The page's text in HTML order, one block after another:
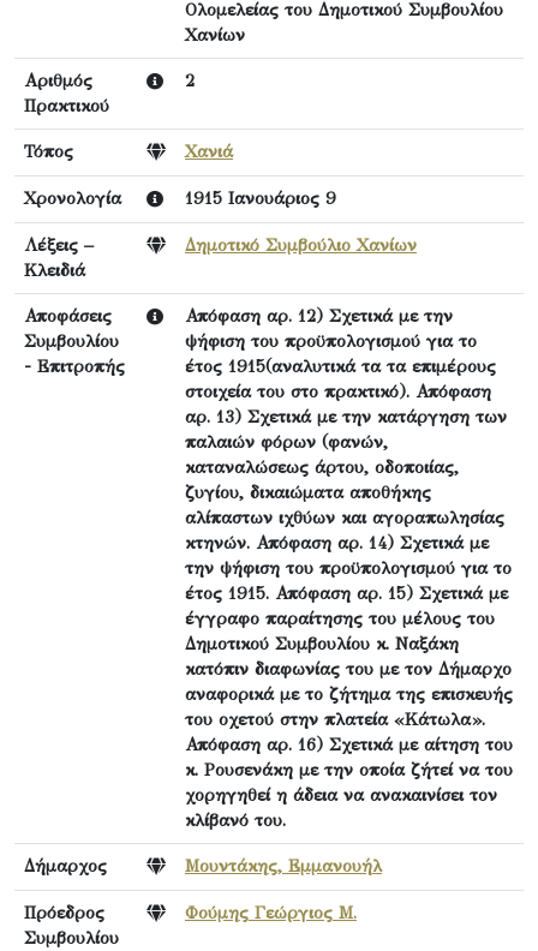
Ολομελείας του Δημοτικού Συμβουλίου
Χανίων
Αριθμός
Πρακτικού
2
Τόπος Χανιά
Χρονολογία 1915 Ιανουάριος 9
Λέξεις –
Κλειδιά
Δημοτικό Συμβούλιο Χανίων
Αποφάσεις
Συμβουλίου
- Επιτροπής
Απόφαση αρ. 12) Σχετικά με την
ψήφιση του προϋπολογισμού για το
έτος 1915(αναλυτικά τα τα επιμέρους
στοιχεία του στο πρακτικό). Απόφαση
αρ. 13) Σχετικά με την κατάργηση των
παλαιών φόρων (φανών,
καταναλώσεως άρτου, οδοποιίας,
ζυγίου, δικαιώματα αποθήκης
αλίπαστων ιχθύων και αγοραπωλησίας
κτηνών. Απόφαση αρ. 14) Σχετικά με
την ψήφιση του προϋπολογισμού για το
έτος 1915. Απόφαση αρ. 15) Σχετικά με
έγγραφο παραίτησης του μέλους του
Δημοτικού Συμβουλίου κ. Ναξάκη
κατόπιν διαφωνίας του με τον Δήμαρχο
αναφορικά με το ζήτημα της επισκευής
του οχετού στην πλατεία «Κάτωλα».
Απόφαση αρ. 16) Σχετικά με αίτηση του
κ. Ρουσενάκη με την οποία ζήτεί να του
χορηγηθεί η άδεια να ανακαινίσει τον
κλίβανό του.
Δήμαρχος Μουντάκης, Εμμανουήλ
Πρόεδρος
Συμβουλίου
Φούμης Γεώργιος Μ.